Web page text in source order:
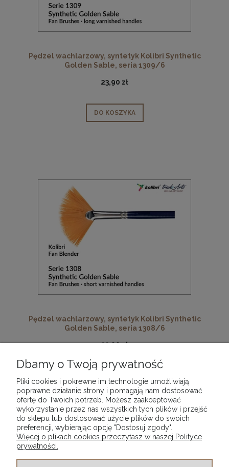
Pędzel wachlarzowy, syntetyk Kolibri Synthetic
Golden Sable, seria 1309/6
23,90 zł
DO KOSZYKA
Pędzel wachlarzowy, syntetyk Kolibri Synthetic
Golden Sable, seria 1308/6
23,90 zł
« 1 2 »
Dbamy o Twoją prywatność
Pliki cookies i pokrewne im technologie umożliwiają
poprawne działanie strony i pomagają nam dostosować
ofertę do Twoich potrzeb. Możesz zaakceptować
wykorzystanie przez nas wszystkich tych plików i przejść
do sklepu lub dostosować użycie plików do swoich
preferencji, wybierając opcję "Dostosuj zgody".
Więcej o plikach cookies przeczytasz w naszej Polityce
prywatności.